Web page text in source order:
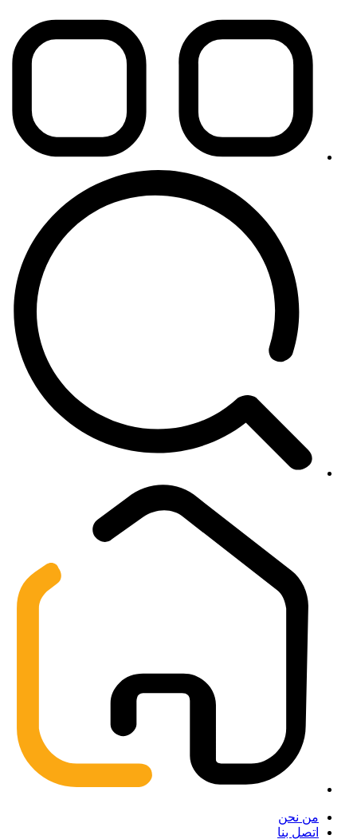
من نحن
اتصل بنا